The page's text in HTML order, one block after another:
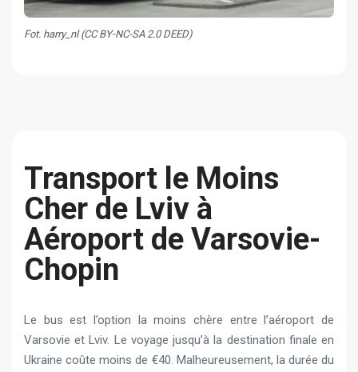
Fot. harry_nl (CC BY-NC-SA 2.0 DEED)
Transport le Moins
Cher de Lviv à
Aéroport de Varsovie-
Chopin
Le bus est l’option la moins chère entre l’aéroport de
Varsovie et Lviv. Le voyage jusqu’à la destination finale en
Ukraine coûte moins de €40. Malheureusement, la durée du